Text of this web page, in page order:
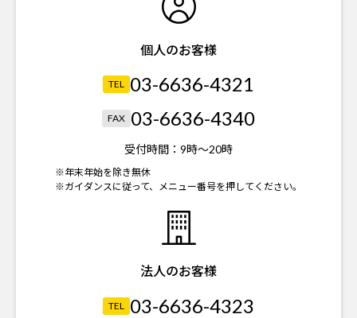
個人のお客様
TEL 03-6636-4321
FAX 03-6636-4340
受付時間： 9時～20時
※年末年始を除き無休
※ガイダンスに従って、メニュー番号を押してください。
法人のお客様
TEL 03-6636-4323